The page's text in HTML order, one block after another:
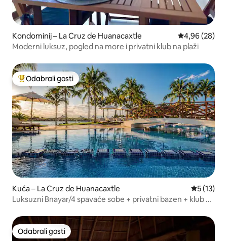
Kondominij – La Cruz de Huanacaxtle Prosječna
4,96 (28)
Moderni luksuz, pogled na more i privatni klub na plaži
Među najviše rangiranima s oznakom „Odabrali gosti”
Odabrali gosti
Kuća – La Cruz de Huanacaxtle Prosječna
5 (13)
Luksuzni Bnayar/4 spavaće sobe + privatni bazen + klub na
Odabrali gosti
Odabrali gosti